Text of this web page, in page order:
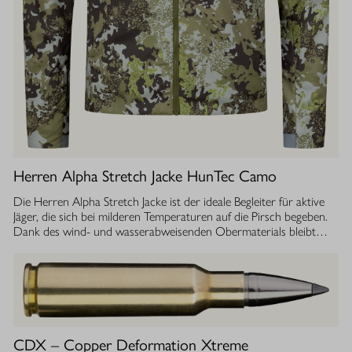
Herren Alpha Stretch Jacke HunTec Camo
Die Herren Alpha Stretch Jacke ist der ideale Begleiter für aktive
Jäger, die sich bei milderen Temperaturen auf die Pirsch begeben.
Dank des wind- und wasserabweisenden Obermaterials bleibt
leicht und dehnbar ist. Die geräuscharme Verarbeitung sorgt
dafür, dass Sie sich unbemerkt fortbewegen können. Die
luftdurchlässige Isolierung ermöglicht einen optimalen
Feuchtigkeitstransport, sodass Sie auch bei anstrengenden
Aktivitäten stets ein angenehmes Tragegefühl haben. Ob im
Sommer oder während der Übergangszeit, die Isolationsjacke
CDX – Copper Deformation Xtreme